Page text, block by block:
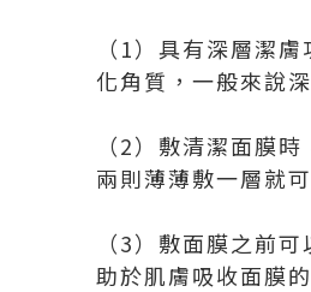
（1）具有深層潔
化角質，一般來說
（2）敷清潔面膜
兩則薄薄敷一層就
（3）敷面膜之前
助於肌膚吸收面膜